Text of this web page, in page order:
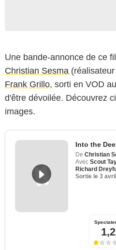
Une bande-annonce de ce
Christian Sesma
Frank Grillo, sorti en VOD
d'être dévoilée. Découvrez
images.
Into the
De Christian
Avec Scout
Richard
Sortie le 3
1,2